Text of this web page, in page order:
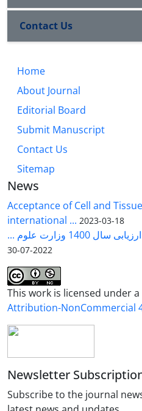
Contact Us
Home
About Journal
Editorial Board
Submit Manuscript
Contact Us
Sitemap
News
Acceptance of Cell and
international ... 2023-03-18
وزارت علوم ...
2022-07-30
This work is licensed under a
Attribution-NonCommercial
Newsletter
Subscribe to the journal